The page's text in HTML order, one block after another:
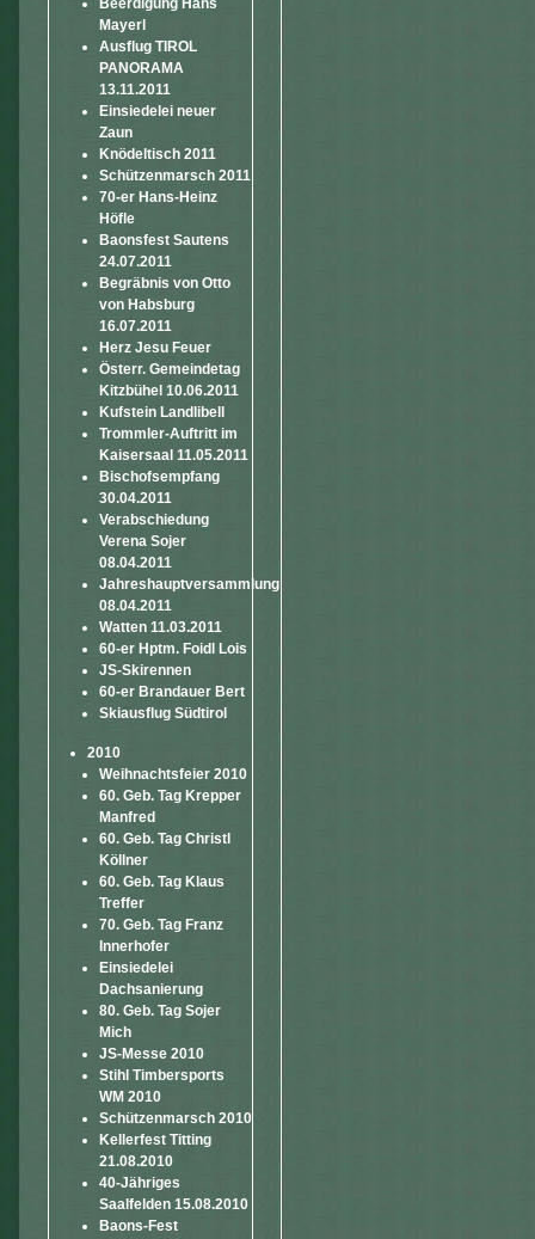
Beerdigung Hans
Mayerl
Ausflug TIROL
PANORAMA
13.11.2011
Einsiedelei neuer
Zaun
Knödeltisch 2011
Schützenmarsch 2011
70-er Hans-Heinz
Höfle
Baonsfest Sautens
24.07.2011
Begräbnis von Otto
von Habsburg
16.07.2011
Herz Jesu Feuer
Österr. Gemeindetag
Kitzbühel 10.06.2011
Kufstein Landlibell
Trommler-Auftritt im
Kaisersaal 11.05.2011
Bischofsempfang
30.04.2011
Verabschiedung
Verena Sojer
08.04.2011
Jahreshauptversammlung
08.04.2011
Watten 11.03.2011
60-er Hptm. Foidl Lois
JS-Skirennen
60-er Brandauer Bert
Skiausflug Südtirol
2010
Weihnachtsfeier 2010
60. Geb. Tag Krepper
Manfred
60. Geb. Tag Christl
Köllner
60. Geb. Tag Klaus
Treffer
70. Geb. Tag Franz
Innerhofer
Einsiedelei
Dachsanierung
80. Geb. Tag Sojer
Mich
JS-Messe 2010
Stihl Timbersports
WM 2010
Schützenmarsch 2010
Kellerfest Titting
21.08.2010
40-Jähriges
Saalfelden 15.08.2010
Baons-Fest